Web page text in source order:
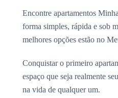
Encontre apartamentos
forma simples, rápida e sob
melhores opções estão no
Conquistar o primeiro
espaço que seja realmente
na vida de qualquer um.